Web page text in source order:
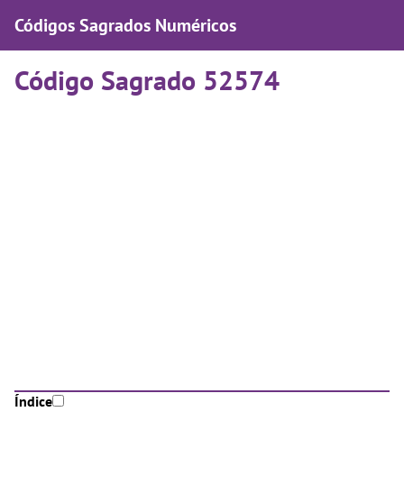
Códigos Sagrados Numéricos
Código Sagrado 52574
Índice